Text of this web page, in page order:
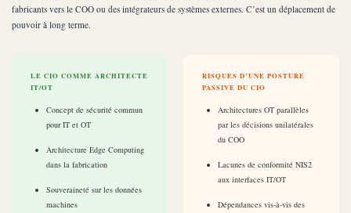
fabricants vers le COO ou des intégrateurs de systèmes externes. C’est un déplacement de
pouvoir à long terme.
LE CIO COMME ARCHITECTE
IT/OT
Concept de sécurité commun
pour IT et OT
Architecture Edge Computing
dans la fabrication
Souveraineté sur les données
machines
RISQUES D’UNE POSTURE
PASSIVE DU CIO
Architectures OT parallèles
par les décisions unilatérales
du COO
Lacunes de conformité NIS2
aux interfaces IT/OT
Dépendances vis-à-vis des